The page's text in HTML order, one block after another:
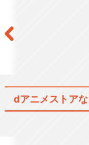
dアニメストア